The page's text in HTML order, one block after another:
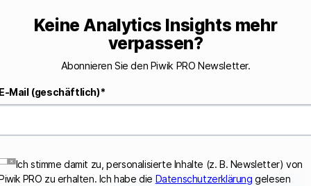
Keine Analytics Insights mehr
verpassen?
Abonnieren Sie den Piwik PRO Newsletter.
Mail (geschäftlich)*
Ich stimme damit zu, personalisierte Inhalte (z. B. Newsletter) von
PRO zu erhalten. Ich habe die Datenschutzerklärung gelesen